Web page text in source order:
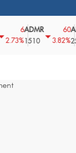
ADMR
1510
60
3.82%
ADRO
2540